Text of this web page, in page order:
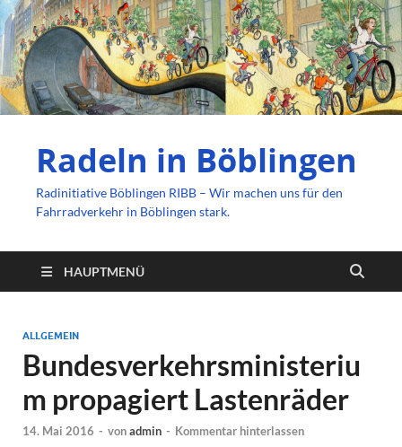
Radeln in Böblingen
Radinitiative Böblingen RIBB – Wir machen uns für den
Fahrradverkehr in Böblingen stark.
HAUPTMENÜ
ALLGEMEIN
Bundesverkehrsministeriu
m propagiert Lastenräder
14. Mai 2016 - vonadmin - Kommentar hinterlassen